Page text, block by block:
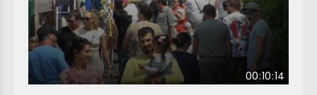
00:10:14